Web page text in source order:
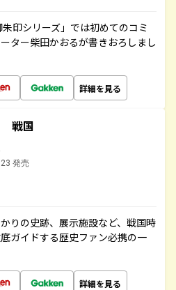
印シリーズ」では初めてのコミ
ター柴田かおるが書きおろしまし
詳細を見る
戦国
発売
りの史跡、展示施設など、戦国時
ガイドする歴史ファン必携の一
詳細を見る